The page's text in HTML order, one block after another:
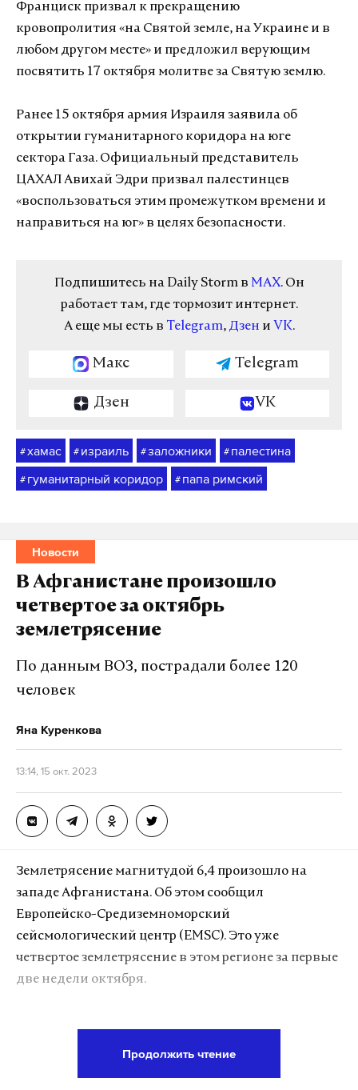
Франциск призвал к прекращению
кровопролития «на Святой земле, на Украине и в
любом другом месте» и предложил верующим
посвятить 17 октября молитве за Святую землю.
Ранее 15 октября армия Израиля заявила об
открытии гуманитарного коридора на юге
сектора Газа. Официальный представитель
ЦАХАЛ Авихай Эдри призвал палестинцев
«воспользоваться этим промежутком времени и
направиться на юг» в целях безопасности.
Подпишитесь на Daily Storm в MAX. Он
работает там, где тормозит интернет.
А еще мы есть в Telegram, Дзен и VK.
Макс Telegram
Дзен VK
#хамас # израиль #заложники # палестина
# гуманитарный коридор # папа римский
Новости
В Афганистане произошло
четвертое за октябрь
землетрясение
По данным ВОЗ, пострадали более 120
человек
Яна Куренкова
13:14, 15 окт. 2023
Землетрясение магнитудой 6,4 произошло на
западе Афганистана. Об этом сообщил
Европейско-Средиземноморский
сейсмологический центр (EMSC). Это уже
четвертое землетрясение в этом регионе за первые
две недели октября.
Продолжить чтение